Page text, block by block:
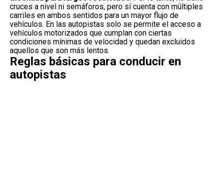
cruces a nivel ni semáforos, pero sí cuenta con múltiples
carriles en ambos sentidos para un mayor flujo de
vehículos. En las autopistas solo se permite el acceso a
vehículos motorizados que cumplan con ciertas
condiciones mínimas de velocidad y quedan excluidos
aquellos que son más lentos.
Reglas básicas para conducir en
autopistas